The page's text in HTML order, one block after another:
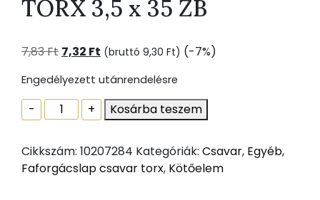
TORX 3,5 x 35 ZB
7,83Ft Original
was:
7,83 Ft.
7,32 Ft Current
is:
7,32 Ft.
(bruttó 9,30 Ft) (-7%)
Engedélyezett utánrendelésre
-
FAFORGÁCSLAP
CSAVAR
3,5
x
+ Kosárba teszem
Cikkszám: 10207284 Kategóriák: Csavar, Egyéb,
Faforgácslap csavar torx, Kötőelem